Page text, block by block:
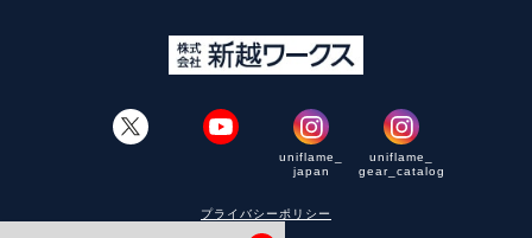
uniflame_
japan
uniflame_
gear_catalog
プライバシーポリシー